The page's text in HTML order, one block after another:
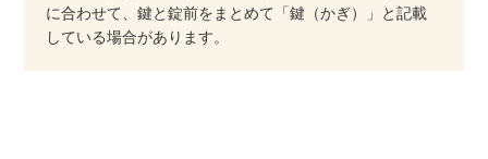
に合わせて、鍵と錠前をまとめて「鍵（かぎ）」と記載
している場合があります。